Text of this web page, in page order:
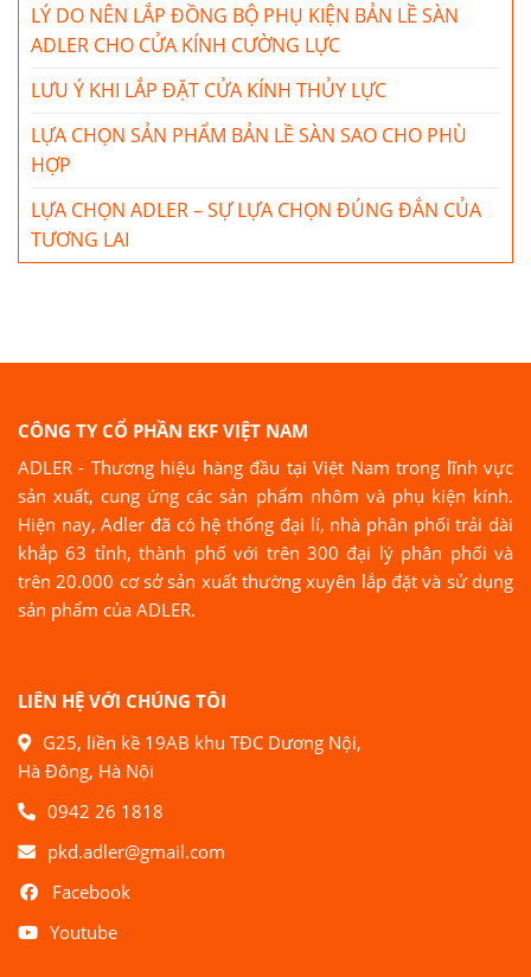
LÝ DO NÊN LẮP ĐỒNG BỘ PHỤ KIỆN BẢN LỀ SÀN
ADLER CHO CỬA KÍNH CƯỜNG LỰC
LƯU Ý KHI LẮP ĐẶT CỬA KÍNH THỦY LỰC
LỰA CHỌN SẢN PHẨM BẢN LỀ SÀN SAO CHO PHÙ
HỢP
LỰA CHỌN ADLER – SỰ LỰA CHỌN ĐÚNG ĐẮN CỦA
TƯƠNG LAI
CÔNG TY CỔ PHẦN EKF VIỆT NAM
ADLER - Thương hiệu hàng đầu tại Việt Nam trong lĩnh vực
sản xuất, cung ứng các sản phẩm nhôm và phụ kiện kính.
Hiện nay, Adler đã có hệ thống đại lí, nhà phân phối trải dài
khắp 63 tỉnh, thành phố với trên 300 đại lý phân phối và
trên 20.000 cơ sở sản xuất thường xuyên lắp đặt và sử dụng
sản phẩm của ADLER.
LIÊN HỆ VỚI CHÚNG TÔI
G25, liền kề 19AB khu TĐC Dương Nội,
Hà Đông, Hà Nội
0942 26 1818
pkd.adler@gmail.com
Facebook
Youtube